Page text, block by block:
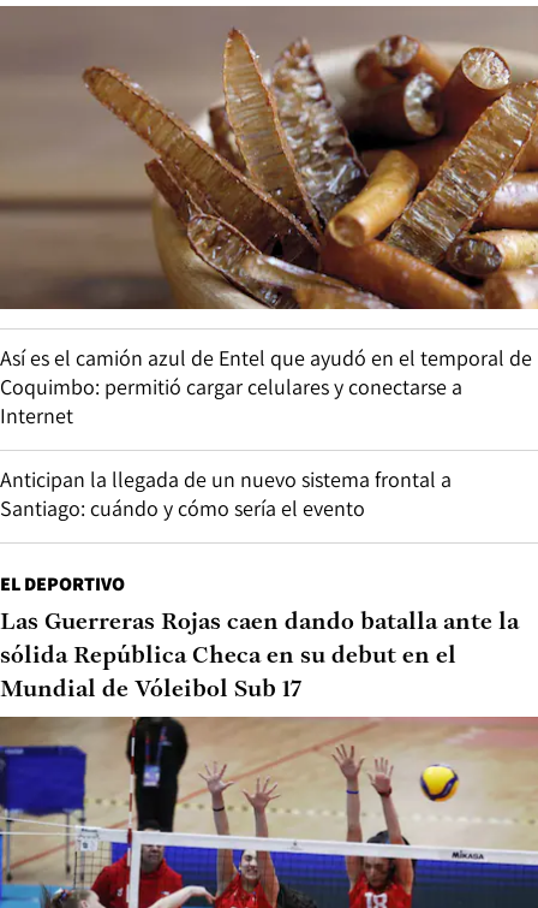
Así es el camión azul de Entel que ayudó en el temporal de
Coquimbo: permitió cargar celulares y conectarse a
Internet
Anticipan la llegada de un nuevo sistema frontal a
Santiago: cuándo y cómo sería el evento
EL DEPORTIVO
Las Guerreras Rojas caen dando batalla ante la
sólida República Checa en su debut en el
Mundial de Vóleibol Sub 17